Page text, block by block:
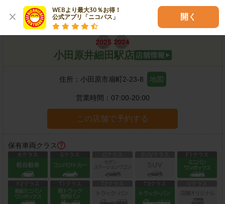
WEBより最大30％お得！
公式アプリ「ニコパス」
開く
小田原井細田駅店
住所： 小田原市扇町2-23-8 地図
営業時間： 07:00-20:00
この店舗で予約する
保有車両クラス